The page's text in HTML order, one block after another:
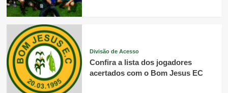
Divisão de Acesso
Confira a lista dos jogadores
acertados com o Bom Jesus EC